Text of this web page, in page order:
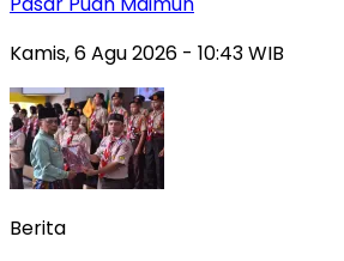
Kamis, 6 Agu 2026 - 10:43 WIB
Berita